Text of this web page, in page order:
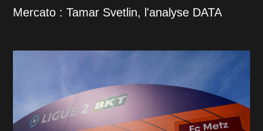
Mercato : Tamar Svetlin, l'analyse DATA